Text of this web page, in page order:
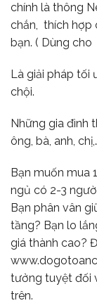
chính là thông
chắn, thích hợp
bạn. ( Dùng cho
Là giải pháp tối
chội.
Những gia đình
ông, bà, anh,
Bạn muốn mua
ngủ có 2-3
Bạn phân vân
tầng? Bạn lo
giá thành cao?
tưởng tuyệt đối
trên.